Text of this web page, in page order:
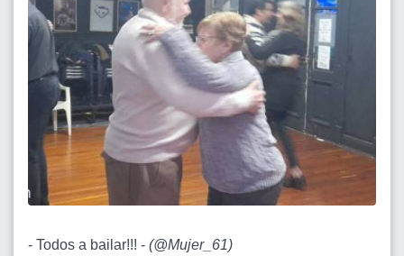
- Todos a bailar!!! - (@Mujer_61)